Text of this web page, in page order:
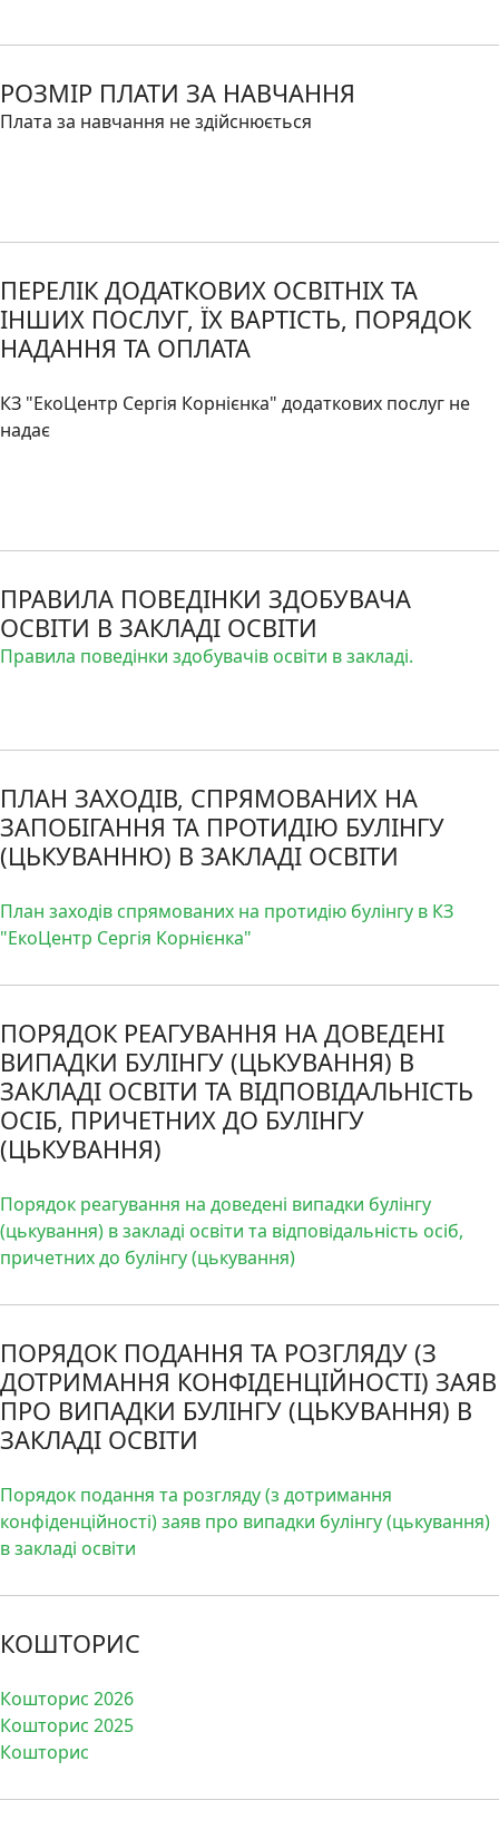
РОЗМІР ПЛАТИ ЗА НАВЧАННЯ
Плата за навчання не здійснюється
ПЕРЕЛІК ДОДАТКОВИХ ОСВІТНІХ ТА
ІНШИХ ПОСЛУГ, ЇХ ВАРТІСТЬ, ПОРЯДОК
НАДАННЯ ТА ОПЛАТА
КЗ "ЕкоЦентр Сергія Корнієнка" додаткових послуг не
надає
ПРАВИЛА ПОВЕДІНКИ ЗДОБУВАЧА
ОСВІТИ В ЗАКЛАДІ ОСВІТИ
Правила поведінки здобувачів освіти в закладі.
ПЛАН ЗАХОДІВ, СПРЯМОВАНИХ НА
ЗАПОБІГАННЯ ТА ПРОТИДІЮ БУЛІНГУ
(ЦЬКУВАННЮ) В ЗАКЛАДІ ОСВІТИ
План заходів спрямованих на протидію булінгу в КЗ
"ЕкоЦентр Сергія Корнієнка"
ПОРЯДОК РЕАГУВАННЯ НА ДОВЕДЕНІ
ВИПАДКИ БУЛІНГУ (ЦЬКУВАННЯ) В
ЗАКЛАДІ ОСВІТИ ТА ВІДПОВІДАЛЬНІСТЬ
ОСІБ, ПРИЧЕТНИХ ДО БУЛІНГУ
(ЦЬКУВАННЯ)
Порядок реагування на доведені випадки булінгу
(цькування) в закладі освіти та відповідальність осіб,
причетних до булінгу (цькування)
ПОРЯДОК ПОДАННЯ ТА РОЗГЛЯДУ (З
ДОТРИМАННЯ КОНФІДЕНЦІЙНОСТІ) ЗАЯВ
ПРО ВИПАДКИ БУЛІНГУ (ЦЬКУВАННЯ) В
ЗАКЛАДІ ОСВІТИ
Порядок подання та розгляду (з дотримання
конфіденційності) заяв про випадки булінгу (цькування)
в закладі освіти
КОШТОРИС
Кошторис 2026
Кошторис 2025
Кошторис